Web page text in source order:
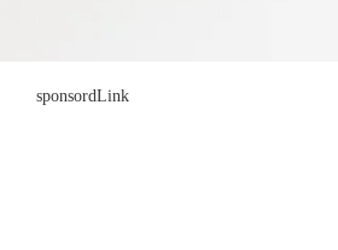
sponsordLink